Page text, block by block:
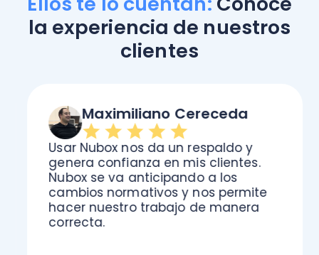
la experiencia de nuestros
clientes
Maximiliano Cereceda
Usar Nubox nos da un respaldo y
genera confianza en mis clientes.
Nubox se va anticipando a los
cambios normativos y nos permite
hacer nuestro trabajo de manera
correcta.